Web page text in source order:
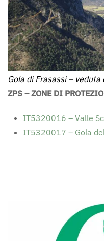
Gola di Frasassi – veduta
ZPS – ZONE DI
IT5320016 – Valle
IT5320017 – Gola